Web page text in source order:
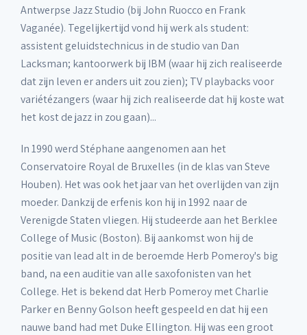
Antwerpse Jazz Studio (bij John Ruocco en Frank
Vaganée). Tegelijkertijd vond hij werk als student:
assistent geluidstechnicus in de studio van Dan
Lacksman; kantoorwerk bij IBM (waar hij zich realiseerde
dat zijn leven er anders uit zou zien); TV playbacks voor
variétézangers (waar hij zich realiseerde dat hij koste wat
het kost de jazz in zou gaan)...
In 1990 werd Stéphane aangenomen aan het
Conservatoire Royal de Bruxelles (in de klas van Steve
Houben). Het was ook het jaar van het overlijden van zijn
moeder. Dankzij de erfenis kon hij in 1992 naar de
Verenigde Staten vliegen. Hij studeerde aan het Berklee
College of Music (Boston). Bij aankomst won hij de
positie van lead alt in de beroemde Herb Pomeroy's big
band, na een auditie van alle saxofonisten van het
College. Het is bekend dat Herb Pomeroy met Charlie
Parker en Benny Golson heeft gespeeld en dat hij een
nauwe band had met Duke Ellington. Hij was een groot